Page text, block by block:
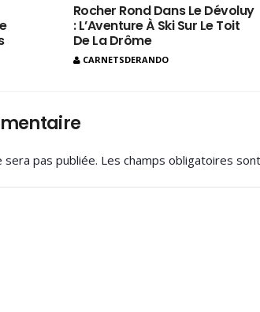
Rocher Rond Dans Le Dévoluy
: L’Aventure À Ski Sur Le Toit
De La Drôme
CARNETSDERANDO
pas publiée. Les champs obligatoires